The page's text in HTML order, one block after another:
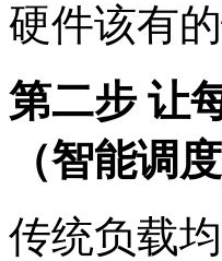
硬件该有的
第二步 让
（智能调
传统负载